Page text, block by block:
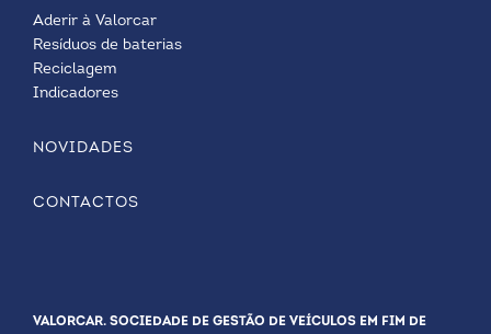
Aderir à Valorcar
Resíduos de baterias
Reciclagem
Indicadores
NOVIDADES
CONTACTOS
VALORCAR. SOCIEDADE DE GESTÃO DE VEÍCULOS EM FIM DE